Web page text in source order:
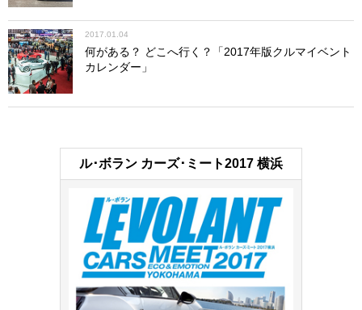
2017.01.04
何がある？ どこへ行く？「2017年版クルマイベント
カレンダー」
ル･ボラン カーズ･ミート2017 横浜